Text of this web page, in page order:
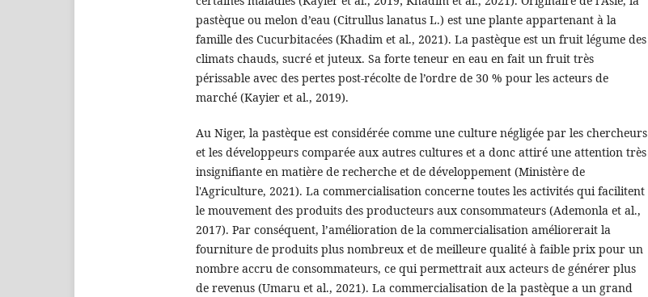
pastèque ou melon d’eau (Citrullus lanatus L.) est une plante appartenant à la
famille des Cucurbitacées (Khadim et al., 2021). La pastèque est un fruit légume des
climats chauds, sucré et juteux. Sa forte teneur en eau en fait un fruit très
périssable avec des pertes post-récolte de l’ordre de 30 % pour les acteurs de
marché (Kayier et al., 2019).
Au Niger, la pastèque est considérée comme une culture négligée par les chercheurs
et les développeurs comparée aux autres cultures et a donc attiré une attention très
insignifiante en matière de recherche et de développement (Ministère de
l'Agriculture, 2021). La commercialisation concerne toutes les activités qui facilitent
le mouvement des produits des producteurs aux consommateurs (Ademonla et al.,
2017). Par conséquent, l’amélioration de la commercialisation améliorerait la
fourniture de produits plus nombreux et de meilleure qualité à faible prix pour un
nombre accru de consommateurs, ce qui permettrait aux acteurs de générer plus
de revenus (Umaru et al., 2021). La commercialisation de la pastèque a un grand